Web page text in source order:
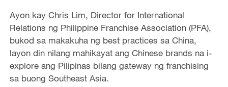
Ayon kay Chris Lim, Director for International
Relations ng Philippine Franchise Association (PFA),
bukod sa makakuha ng best practices sa China,
layon din nilang mahikayat ang Chinese brands na i-
explore ang Pilipinas bilang gateway ng franchising
sa buong Southeast Asia.